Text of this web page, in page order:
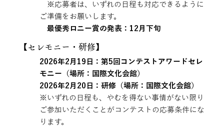
※ 応募者は、いずれの日程も対応できるように
ご準備をお願いします。
最優秀ロニー賞の発表：12月下旬
【​セレモニー・研修】
2026年2月19日：第5回コンテストアワードセレ
モニー（場所：国際文化会館）
2026年2月20日：研修（場所：国際文化会館）
※いずれの日程も、やむを得ない事情がない限り
ご参加いただくことがコンテストの応募条件にな
ります。